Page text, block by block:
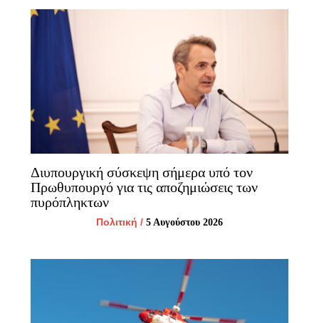
Διυπουργική σύσκεψη σήμερα υπό τον
Πρωθυπουργό για τις αποζημιώσεις των
πυρόπληκτων
Πολιτική / 5 Αυγούστου 2026